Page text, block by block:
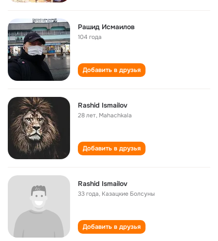
Рашид Исмаилов
104 года
Добавить в друзья
Rashid Ismailov
28 лет, Mahachkala
Добавить в друзья
Rashid Ismailov
33 года, Казацкие Болсуны
Добавить в друзья